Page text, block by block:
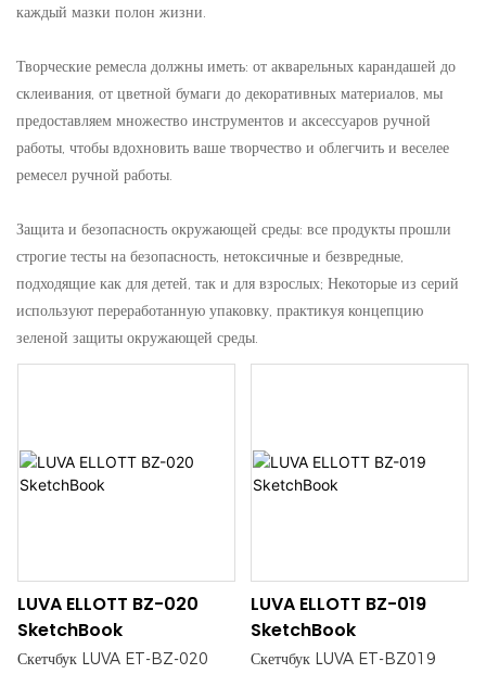
каждый мазки полон жизни.
Творческие ремесла должны иметь: от акварельных карандашей до
склеивания, от цветной бумаги до декоративных материалов, мы
предоставляем множество инструментов и аксессуаров ручной
работы, чтобы вдохновить ваше творчество и облегчить и веселее
ремесел ручной работы.
Защита и безопасность окружающей среды: все продукты прошли
строгие тесты на безопасность, нетоксичные и безвредные,
подходящие как для детей, так и для взрослых; Некоторые из серий
используют переработанную упаковку, практикуя концепцию
зеленой защиты окружающей среды.
LUVA ELLOTT BZ-020
SketchBook
Скетчбук LUVA ET-BZ-020
LUVA ELLOTT BZ-019
SketchBook
Скетчбук LUVA ET-BZ019